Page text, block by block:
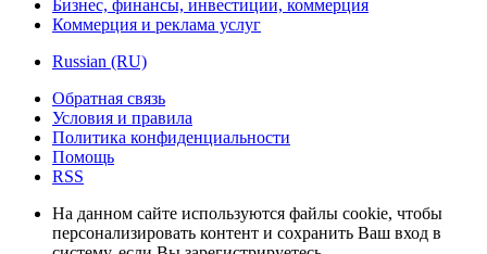
Бизнес, финансы, инвестиции, коммерция
Коммерция и реклама услуг
Russian (RU)
Обратная связь
Условия и правила
Политика конфиденциальности
Помощь
RSS
На данном сайте используются файлы cookie, чтобы
персонализировать контент и сохранить Ваш вход в